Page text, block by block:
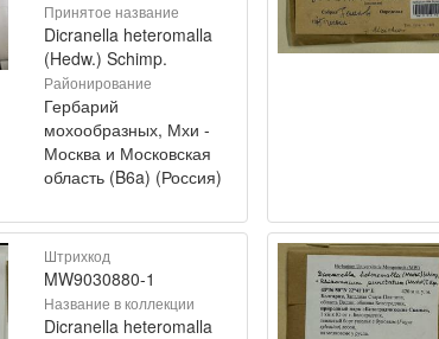
Принятое название
Dicranella heteromalla
(Hedw.) Schimp.
Районирование
Гербарий
мохообразных, Мхи -
Москва и Московская
область (B6a) (Россия)
Штрихкод
MW9030880-1
Название в коллекции
Dicranella heteromalla